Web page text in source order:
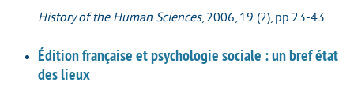
History of the Human Sciences, 2006, 19 (2), pp.23-43
Édition française et psychologie sociale : un bref état
des lieux